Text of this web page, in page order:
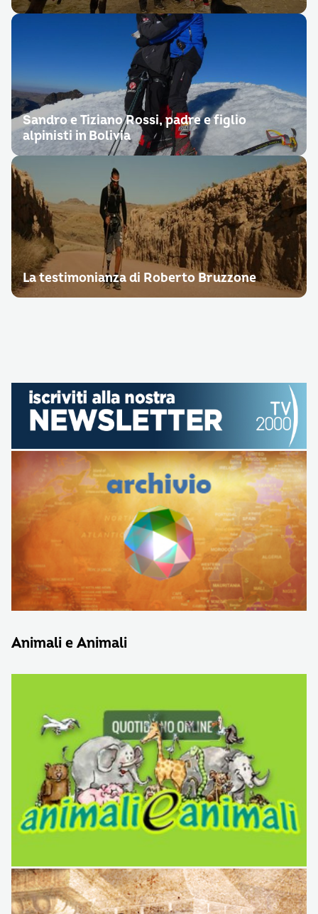
Sandro e Tiziano Rossi, padre e figlio
alpinisti in Bolivia
La testimonianza di Roberto Bruzzone
Animali e Animali